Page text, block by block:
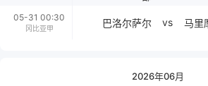
05-31 00:30
冈比亚甲 巴洛尔萨尔 vs 马里
2026年06月